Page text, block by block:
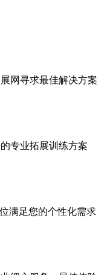
网寻求最佳解决方案
专业拓展训练方案
满足您的个性化需求